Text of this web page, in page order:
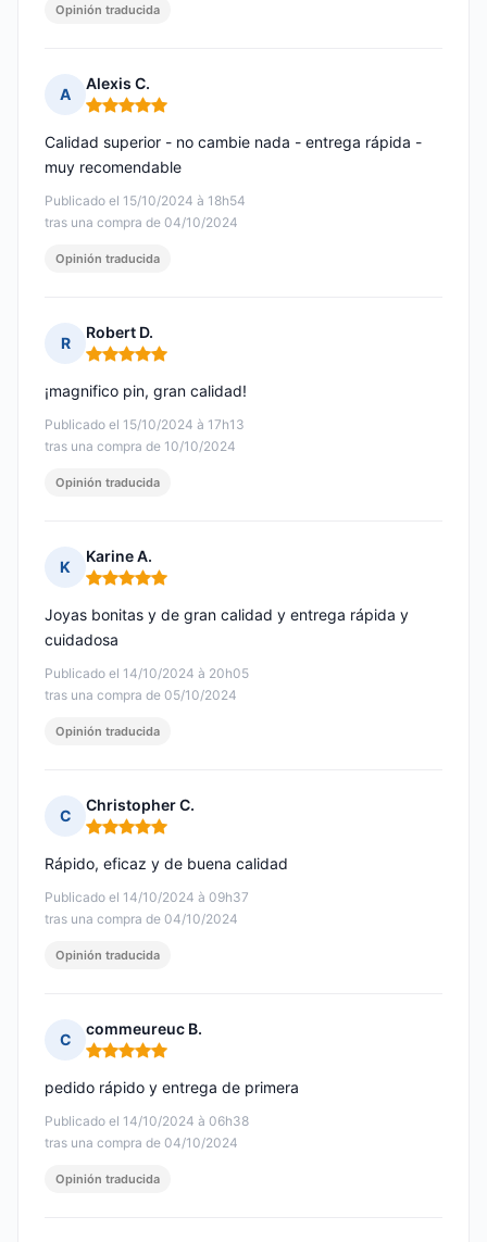
Opinión traducida
A
Alexis C.
Nota: 5 de 5
Publicado el 15/10/2024 à 18h54
tras una compra de 04/10/2024
Calidad superior - no cambie nada - entrega rápida -
muy recomendable
Opinión traducida
R
Robert D.
Nota: 5 de 5
Publicado el 15/10/2024 à 17h13
tras una compra de 10/10/2024
¡magnifico pin, gran calidad!
Opinión traducida
K
Karine A.
Nota: 5 de 5
Publicado el 14/10/2024 à 20h05
tras una compra de 05/10/2024
Joyas bonitas y de gran calidad y entrega rápida y
cuidadosa
Opinión traducida
C
Christopher C.
Nota: 5 de 5
Publicado el 14/10/2024 à 09h37
tras una compra de 04/10/2024
Rápido, eficaz y de buena calidad
Opinión traducida
C
commeureuc B.
Nota: 5 de 5
Publicado el 14/10/2024 à 06h38
tras una compra de 04/10/2024
pedido rápido y entrega de primera
Opinión traducida